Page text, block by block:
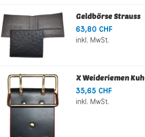
Geldbörse Strauss
63,80 CHF
inkl. MwSt.
X Weideriemen Kuh
35,65 CHF
inkl. MwSt.